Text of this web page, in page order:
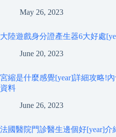
May 26, 2023
大陸遊戲身分證產生器6大好處
June 20, 2023
宮縮是什麼感覺[year]詳細攻略!
資料
June 26, 2023
法國醫院門診醫生邊個好[year]介